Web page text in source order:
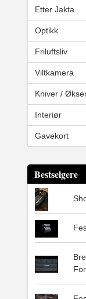
Etter Jakta
Optikk
Friluftsliv
Viltkamera
Kniver /
Interiør
Gavekort
Bestselgere